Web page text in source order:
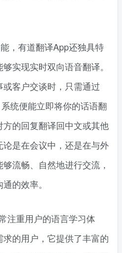
，有道翻译App还独具特
实现实时双向语音翻译。
客户交谈时，只需通过
统便能立即将你的话语翻
的回复翻译回中文或其他
是在会议中，还是在与外
流畅、自然地进行交流，
的效率。
注重用户的语言学习体
的用户，它提供了丰富的